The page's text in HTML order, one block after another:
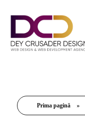
Prima pagină »